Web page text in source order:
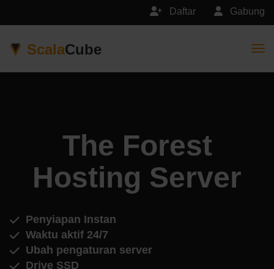
Gabung
Daftar
ScalaCube
The Forest
Hosting Server
Penyiapan Instan
Waktu aktif 24/7
Ubah pengaturan server
Drive SSD